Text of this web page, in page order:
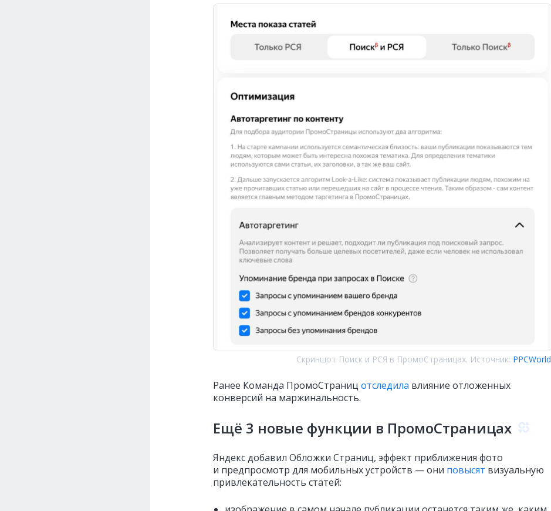
Скриншот Поиск и РСЯ в ПромоСтраницах. Источник: PPCWorld
Ранее Команда ПромоСтраниц отследила влияние отложенных
конверсий на маржинальность.
Ещё 3 новые функции в ПромоСтраницах
Яндекс добавил Обложки Страниц, эффект приближения фото
и предпросмотр для мобильных устройств — они повысят визуальную
привлекательность статей: